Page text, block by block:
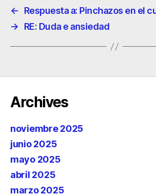
←
Respuesta a: Pinchazos en el
→
RE: Duda e ansiedad
Archives
noviembre 2025
junio 2025
mayo 2025
abril 2025
marzo 2025